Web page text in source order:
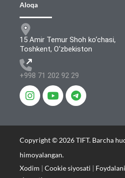
Aloqa
15 Amir Temur Shoh ko‘chasi,
Toshkent, O‘zbekiston
+998 71 202 92 29
Copyright © 2026 TIFT. Barcha
himoyalangan.
Xodim
Cookie siyosati